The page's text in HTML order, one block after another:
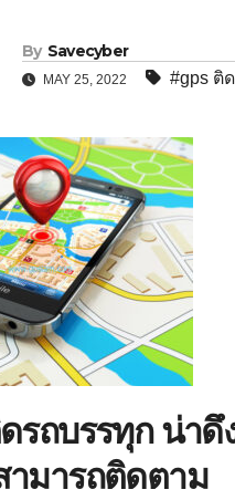
By Savecyber
MAY 25, 2022 #gps ติ
รถบรรทุก น่า
มารถติดตาม